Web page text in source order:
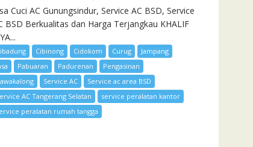
Cuci AC Gunungsindur, Service AC BSD, Service
BSD Berkualitas dan Harga Terjangkau KHALIF
Cibinong Cidokom Curug
Jampang
Pabuaran Padurenan
Pengasinan
Service AC
Service ac area BSD
AC Tangerang Selatan
service peralatan kantor
peralatan rumah tangga